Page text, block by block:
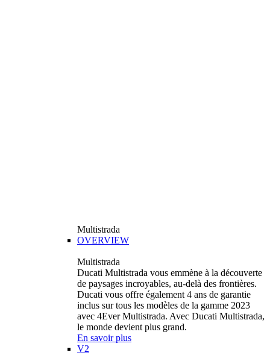
Multistrada
OVERVIEW
Multistrada
Ducati Multistrada vous emmène à la découverte
de paysages incroyables, au-delà des frontières.
Ducati vous offre également 4 ans de garantie
inclus sur tous les modèles de la gamme 2023
avec 4Ever Multistrada. Avec Ducati Multistrada,
le monde devient plus grand.
En savoir plus
V2